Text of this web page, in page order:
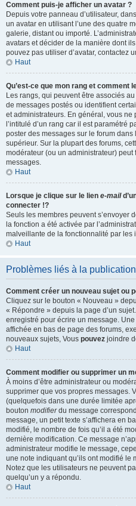
Comment puis-je afficher un avatar ?
Depuis votre panneau d’utilisateur,
un avatar en utilisant l’une des quatre
galerie, distant ou importé.
avatars et décider de la manière dont
pouvez pas utiliser d’avatar, contactez
Haut
Qu’est-ce que mon rang et comment
Les rangs, qui peuvent être associés
de messages postés ou identifient
et administrateurs. En général, vous
l’intitulé d’un rang car il est paramétré
poster des messages sur le forum
supérieur. Sur la plupart des forums,
modérateur (ou un administrateur)
messages.
Haut
Lorsque je clique sur le lien e-mail
connecter !?
Seuls les membres peuvent s’envoyer
la fonction a été activée par
malveillante de la fonctionnalité par les
Haut
Problèmes liés à la
Comment créer un nouveau sujet ou
Cliquez sur le bouton « Nouveau »
« Répondre » depuis la page d’un
enregistré pour écrire un message.
affichée en bas de page des forums,
nouveaux sujets, Vous pouvez joindre
Haut
Comment modifier ou supprimer un
À moins d’être administrateur ou
supprimer que vos propres messages.
(quelquefois dans une durée limitée
bouton modifierdu message
message, un petit texte s’affichera en
modifié, le nombre de fois qu’il a été
dernière modification. Ce message
administrateur modifie le message,
une note indiquant qu’ils ont modifié le
Notez que les utilisateurs ne peuvent
quelqu’un y a répondu.
Haut